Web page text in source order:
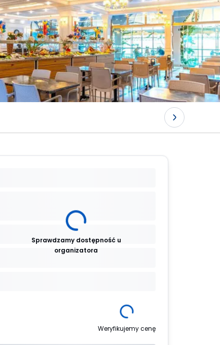
Sprawdzamy dostępność u
organizatora
Weryfikujemy cenę